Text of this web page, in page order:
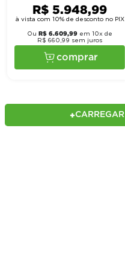
R$ 5.948,99
à vista com 10% de desconto no PIX
Ou R$ 6.609,99 em 10x de
R$ 660 ,99 sem juros
comprar